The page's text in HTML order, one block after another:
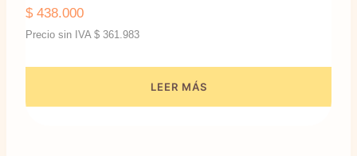
$438.000
Precio sin IVA $ 361.983
LEER MÁS